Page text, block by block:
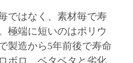
ではなく、素材毎で寿
極端に短いのはポリウ
製造から5年前後で寿命
ボロ、ベタベタと劣化